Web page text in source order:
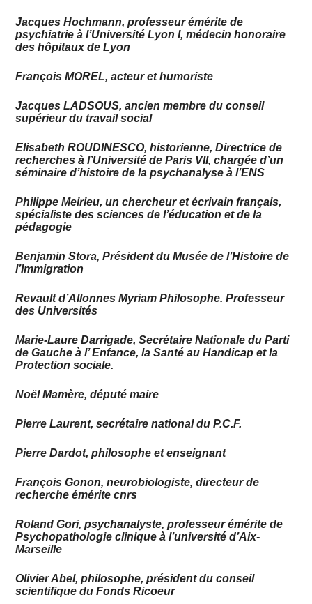
Jacques Hochmann, professeur émérite de
psychiatrie à l’Université Lyon I, médecin honoraire
des hôpitaux de Lyon
François MOREL, acteur et humoriste
Jacques LADSOUS, ancien membre du conseil
supérieur du travail social
Elisabeth ROUDINESCO, historienne, Directrice de
recherches à l’Université de Paris VII, chargée d’un
séminaire d’histoire de la psychanalyse à l’ENS
Philippe Meirieu, un chercheur et écrivain français,
spécialiste des sciences de l’éducation et de la
pédagogie
Benjamin Stora, Président du Musée de l’Histoire de
l’Immigration
Revault d’Allonnes Myriam Philosophe. Professeur
des Universités
Marie-Laure Darrigade, Secrétaire Nationale du Parti
de Gauche à l’ Enfance, la Santé au Handicap et la
Protection sociale.
Noël Mamère, député maire
Pierre Laurent, secrétaire national du P.C.F.
Pierre Dardot, philosophe et enseignant
François Gonon, neurobiologiste, directeur de
recherche émérite cnrs
Roland Gori, psychanalyste, professeur émérite de
Psychopathologie clinique à l’université d’Aix-
Marseille
Olivier Abel, philosophe, président du conseil
scientifique du Fonds Ricoeur